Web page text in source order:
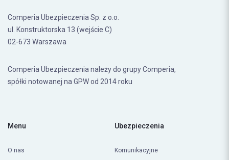
ul. Konstruktorska 13 (wejście C)
02-673 Warszawa
spółki notowanej na GPW od 2014 roku
Dom i mieszkanie